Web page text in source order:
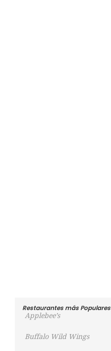
Restaurantes más Populares
Applebee’s
Buffalo Wild Wings